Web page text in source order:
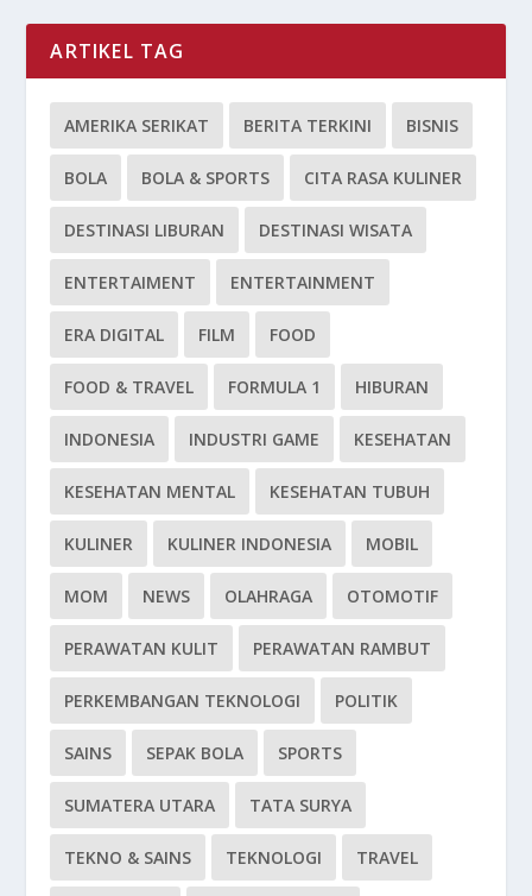
ARTIKEL TAG
AMERIKA SERIKAT BERITA TERKINI BISNIS
BOLA BOLA & SPORTS CITA RASA KULINER
DESTINASI LIBURAN DESTINASI WISATA
ENTERTAIMENT ENTERTAINMENT
ERA DIGITAL FILM FOOD
FOOD & TRAVEL FORMULA 1 HIBURAN
INDONESIA INDUSTRI GAME KESEHATAN
KESEHATAN MENTAL KESEHATAN TUBUH
KULINER KULINER INDONESIA MOBIL
MOM NEWS OLAHRAGA OTOMOTIF
PERAWATAN KULIT PERAWATAN RAMBUT
PERKEMBANGAN TEKNOLOGI POLITIK
SAINS SEPAK BOLA SPORTS
SUMATERA UTARA TATA SURYA
TEKNO & SAINS TEKNOLOGI TRAVEL